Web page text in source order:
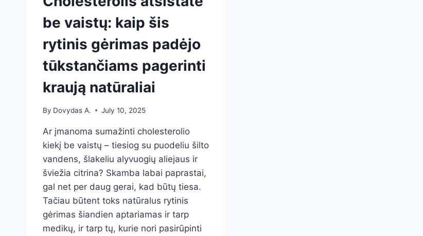
be vaistų: kaip šis
rytinis gėrimas padėjo
tūkstančiams pagerinti
kraują natūraliai
By Dovydas A. July 10, 2025
Ar įmanoma sumažinti cholesterolio
kiekį be vaistų – tiesiog su puodeliu šilto
vandens, šlakeliu alyvuogių aliejaus ir
šviežia citrina? Skamba labai paprastai,
gal net per daug gerai, kad būtų tiesa.
Tačiau būtent toks natūralus rytinis
gėrimas šiandien aptariamas ir tarp
medikų, ir tarp tų, kurie nori pasirūpinti